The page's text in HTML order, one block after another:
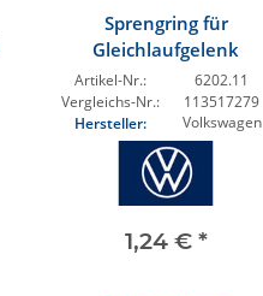
Sprengring für
Gleichlaufgelenk
Artikel-Nr.:
6202.11
Vergleichs-Nr.:
113517279
Hersteller:
Volkswagen
1,24 € *